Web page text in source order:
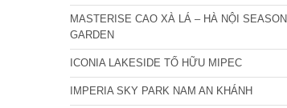
MASTERISE CAO XÀ LÁ – HÀ NỘI SEASON
GARDEN
ICONIA LAKESIDE TỐ HỮU MIPEC
IMPERIA SKY PARK NAM AN KHÁNH